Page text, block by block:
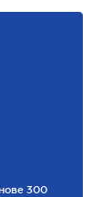
300